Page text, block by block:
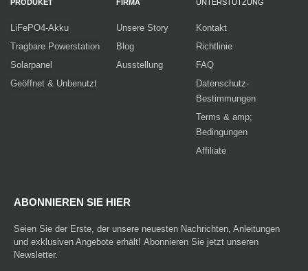
PRODUKET
LiFePO4-Akku
Tragbare Powerstation
Solarpanel
Geöffnet & Unbenutzt
FIRMA
Unsere Story
Blog
Ausstellung
UNTERSTÜTZUNG
Kontakt
Richtlinie
FAQ
Datenschutz-
Bestimmungen
Terms & amp;
Bedingungen
Affiliate
ABONNIEREN SIE HIER
Seien Sie der Erste, der unsere neuesten Nachrichten, Anleitungen
und exklusiven Angebote erhält! Abonnieren Sie jetzt unseren
Newsletter.